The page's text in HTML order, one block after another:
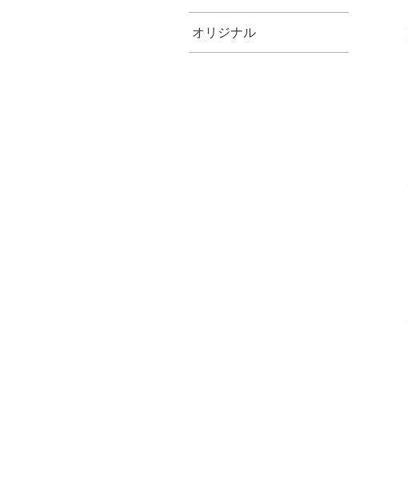
オリジナル